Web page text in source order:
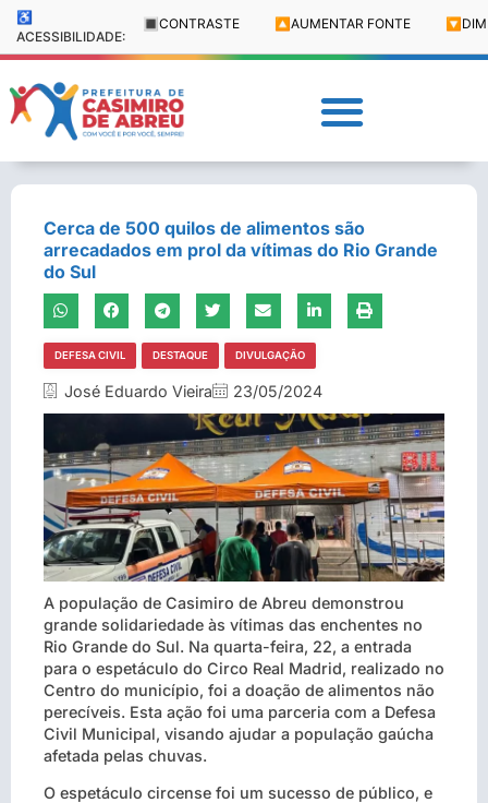
♿
ACESSIBILIDADE:
🔳 CONTRASTE 🔼 AUMENTAR FONTE 🔽
Cerca de 500 quilos de alimentos são
arrecadados em prol da vítimas do Rio Grande
do Sul
DEFESA CIVIL DESTAQUE DIVULGAÇÃO
José Eduardo Vieira 23/05/2024
A população de Casimiro de Abreu demonstrou
grande solidariedade às vítimas das enchentes no
Rio Grande do Sul. Na quarta-feira, 22, a entrada
para o espetáculo do Circo Real Madrid, realizado no
Centro do município, foi a doação de alimentos não
perecíveis. Esta ação foi uma parceria com a Defesa
Civil Municipal, visando ajudar a população gaúcha
afetada pelas chuvas.
O espetáculo circense foi um sucesso de público, e